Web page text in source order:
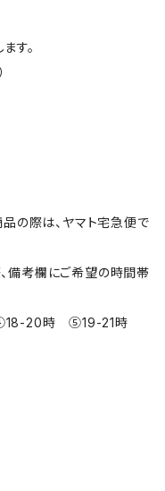
す。
の際は、ヤマト宅急便で
備考欄にご希望の時間帯
20時 ⑤19-21時